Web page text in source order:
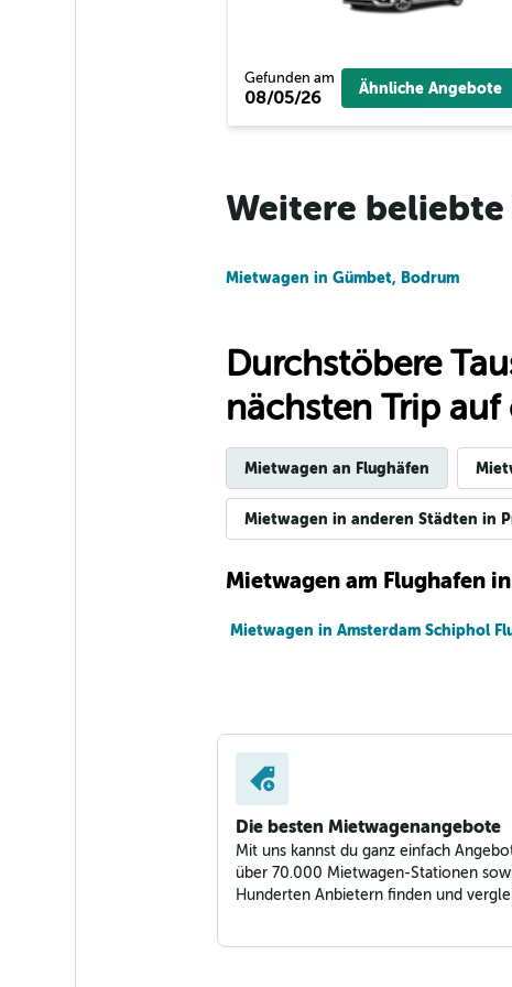
1 Standort
keddy by Europcar
Gefunden am
08/05/26 Ähnliche Angebote
Weitere beliebte
Mietwagen in Gümbet, Bodrum
Durchstöbere
nächsten Trip
Mietwagen an Flughäfen
Mietwagen in anderen Städten in
Mietwagen am Flughafen
Mietwagen in Amsterdam Schiphol
Die besten Mietwagenangebote
Mit uns kannst du ganz einfach
über 70.000 Mietwagen-Stationen
Hunderten Anbietern finden und